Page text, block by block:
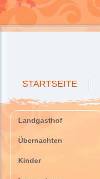
STARTSEITE
Landgasthof
Übernachten
Kinder